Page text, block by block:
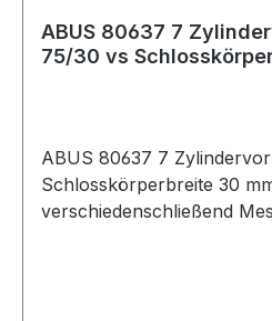
ABUS 80637 7
75/30 vs
ABUS 80637 7
Schlosskörperbreite 30
verschiedenschließend Messing · gut geeignet,